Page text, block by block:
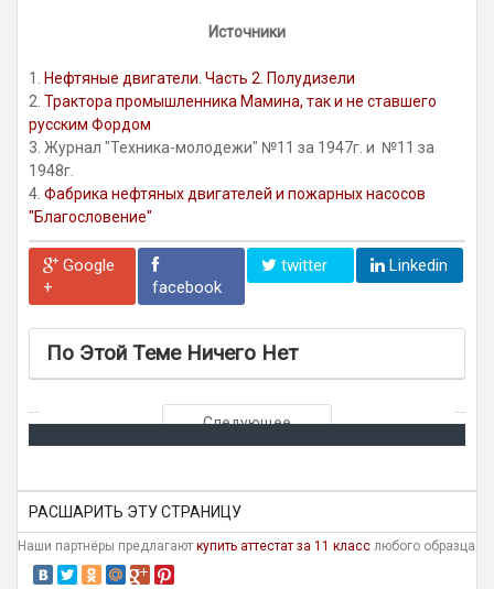
Источники
1.
Нефтяные двигатели. Часть 2. Полудизели
2. Трактора промышленника Мамина, так и не ставшего
русским Фордом
3. Журнал "Техника-молодежи" №11 за 1947г. и №11 за
1948г.
4. Фабрика нефтяных двигателей и пожарных насосов
"Благословение"
Google
+
facebook
twitter Linkedin
По Этой Теме Ничего Нет
Следующее
РАСШАРИТЬ ЭТУ СТРАНИЦУ
Наши партнёры предлагают купить аттестат за 11 класс любого образца